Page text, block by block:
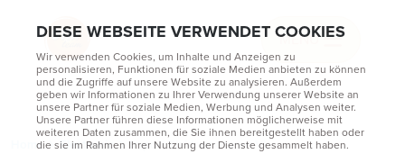
DIESE WEBSEITE VERWENDET COOKIES
Wir verwenden Cookies, um Inhalte und Anzeigen zu
personalisieren, Funktionen für soziale Medien anbieten zu können
und die Zugriffe auf unsere Website zu analysieren. Außerdem
geben wir Informationen zu Ihrer Verwendung unserer Website an
unsere Partner für soziale Medien, Werbung und Analysen weiter.
Unsere Partner führen diese Informationen möglicherweise mit
weiteren Daten zusammen, die Sie ihnen bereitgestellt haben oder
die sie im Rahmen Ihrer Nutzung der Dienste gesammelt haben.
MENU
Home Electronic Import Elektromotoren VL